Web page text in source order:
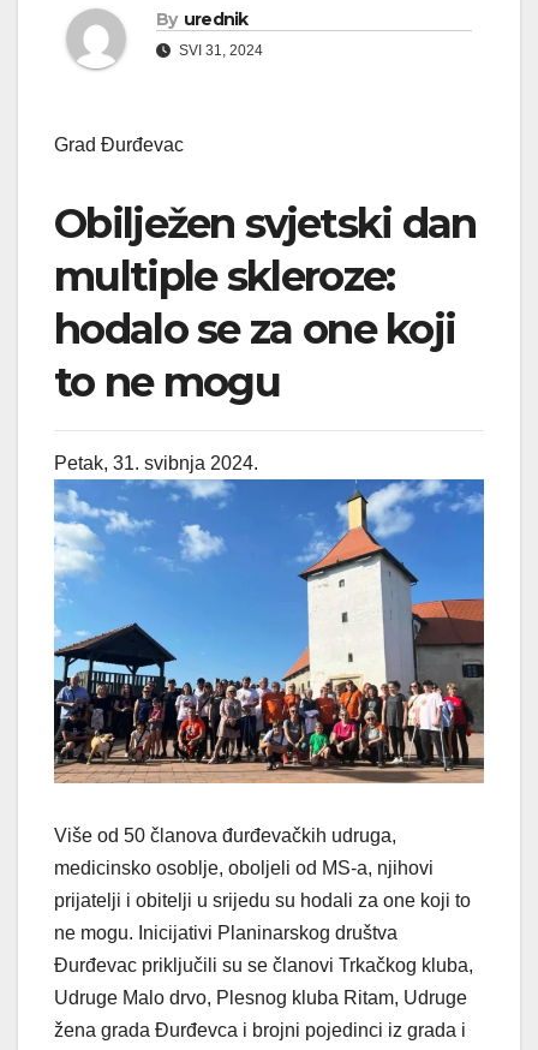
By urednik
SVI 31, 2024
Grad Đurđevac
Obilježen svjetski dan
multiple skleroze:
hodalo se za one koji
to ne mogu
Petak, 31. svibnja 2024.
Više od 50 članova đurđevačkih udruga,
medicinsko osoblje, oboljeli od MS-a, njihovi
prijatelji i obitelji u srijedu su hodali za one koji to
ne mogu. Inicijativi Planinarskog društva
Đurđevac priključili su se članovi Trkačkog kluba,
Udruge Malo drvo, Plesnog kluba Ritam, Udruge
žena grada Đurđevca i brojni pojedinci iz grada i